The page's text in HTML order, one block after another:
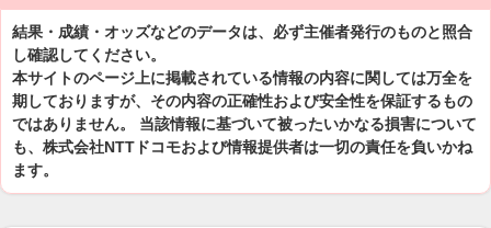
結果・成績・オッズなどのデータは、必ず主催者発行のものと照合
し確認してください。
本サイトのページ上に掲載されている情報の内容に関しては万全を
期しておりますが、その内容の正確性および安全性を保証するもの
ではありません。 当該情報に基づいて被ったいかなる損害について
も、株式会社NTTドコモおよび情報提供者は一切の責任を負いかね
ます。